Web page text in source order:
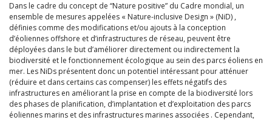
Dans le cadre du concept de “Nature positive” du Cadre mondial, un
ensemble de mesures appelées « Nature-inclusive Design » (NiD) ,
définies comme des modifications et/ou ajouts à la conception
d’éoliennes offshore et d’infrastructures de réseau, peuvent être
déployées dans le but d’améliorer directement ou indirectement la
biodiversité et le fonctionnement écologique au sein des parcs éoliens en
mer. Les NiDs présentent donc un potentiel intéressant pour atténuer
(réduire et dans certains cas compenser) les effets négatifs des
infrastructures en améliorant la prise en compte de la biodiversité lors
des phases de planification, d’implantation et d’exploitation des parcs
éoliennes marins et des infrastructures marines associées . Cependant,